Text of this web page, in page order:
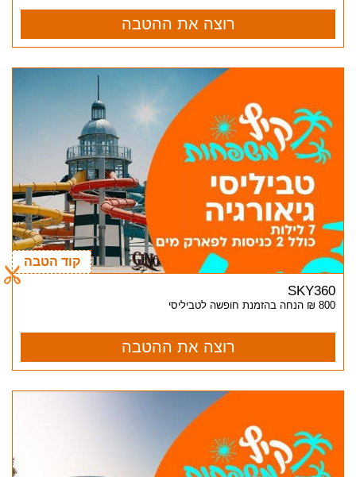
רוצה את ההטבה
קוד הטבה
SKY360
800 ₪ הנחה בהזמנת חופשה לטביליסי
רוצה את ההטבה